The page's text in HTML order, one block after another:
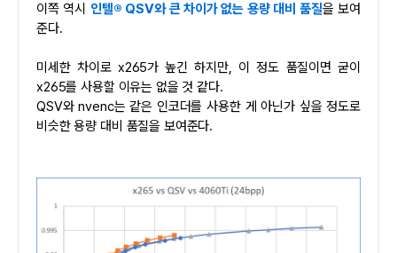
이쪽 역시 인텔® QSV와 큰 차이가 없는 용량 대비 품질을 보여
준다.
미세한 차이로 x265가 높긴 하지만, 이 정도 품질이면 굳이
x265를 사용할 이유는 없을 것 같다.
QSV와 nvenc는 같은 인코더를 사용한 게 아닌가 싶을 정도로
비슷한 용량 대비 품질을 보여준다.